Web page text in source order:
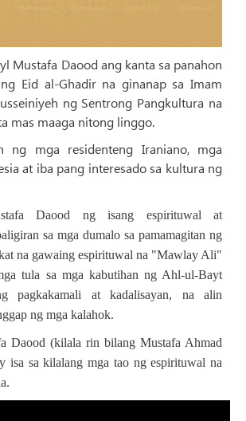
Mustafa Daood ang kanta sa panahon
Eid al-Ghadir na ginanap sa Imam
ng Sentrong Pangkultura na
mas maaga nitong linggo.
ng mga residenteng Iraniano, mga
at iba pang interesado sa kultura ng
Daood ng isang espirituwal at
sa mga dumalo sa pamamagitan ng
na gawaing espirituwal na "Mawlay Ali"
tula sa mga kabutihan ng Ahl-ul-Bayt
pagkakamali at kadalisayan, na alin
ng mga kalahok.
Daood (kilala rin bilang Mustafa Ahmad
isa sa kilalang mga tao ng espirituwal na